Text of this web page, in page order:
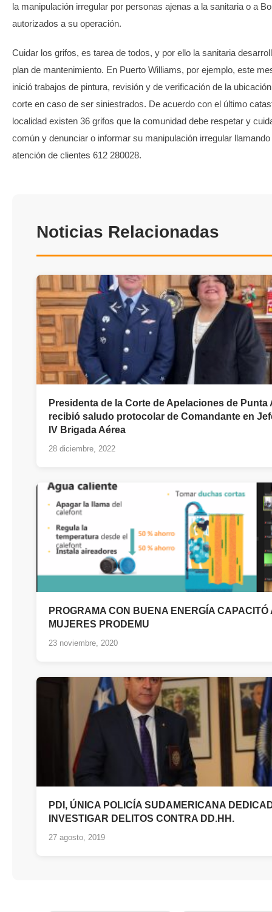
la manipulación irregular por personas ajenas a la sanitaria o a
autorizados a su operación.
Cuidar los grifos, es tarea de todos, y por ello la sanitaria
plan de mantenimiento. En Puerto Williams, por ejemplo, este
inició trabajos de pintura, revisión y de verificación de la
corte en caso de ser siniestrados. De acuerdo con el último
localidad existen 36 grifos que la comunidad debe respetar y
común y denunciar o informar su manipulación irregular
atención de clientes 612 280028.
Noticias Relacionadas
Presidenta de la Corte de Apelaciones de Punta
recibió saludo protocolar de Comandante en
IV Brigada Aérea
28 diciembre, 2022
PROGRAMA CON BUENA ENERGÍA CAPACITÓ
MUJERES PRODEMU
23 noviembre, 2020
PDI, ÚNICA POLICÍA SUDAMERICANA
INVESTIGAR DELITOS CONTRA DD.HH.
27 agosto, 2019